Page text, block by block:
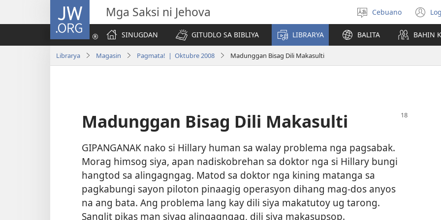
JW.ORG Mga Saksi ni Jehova
Pagpilig
pinulongan
Cebuano
SINUGDAN
GITUDLO SA BIBLIYA LIBRARYA BALITA BAHIN
Librarya Magasin Pagmata! | Oktubre 2008 Madunggan Bisag Dili Makasulti
Madunggan Bisag Dili Makasulti
GIPANGANAK nako si Hillary human sa walay problema nga pagsabak.
Morag himsog siya, apan nadiskobrehan sa doktor nga si Hillary bungi
hangtod sa alingagngag. Matod sa doktor nga kining matanga sa
pagkabungi sayon piloton pinaagig operasyon dihang mag-dos anyos
na ang bata. Ang problema lang kay dili siya makatutoy ug tarong.
Sanglit pikas man siyag alingagngag, dili siya makasupsop.